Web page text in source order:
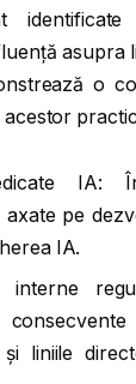
asupra
o
IA:
axate pe
IA.
interne
și liniile